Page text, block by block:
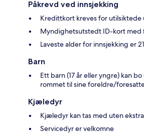
Påkrevd ved innsjekking
Kredittkort kreves for
Myndighetsutstedt ID-kort med
Laveste alder for innsjekking er 21
Barn
Ett barn (17 år eller yngre) kan
rommet til sine foreldre/
Kjæledyr
Kjæledyr kan tas med uten
Servicedyr er velkomne